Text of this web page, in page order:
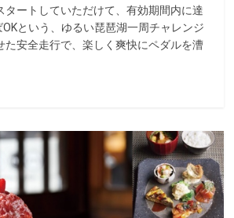
タートしていただけて、有効期間内に達
という、ゆるい琵琶湖一周チャレンジ
た安全走行で、楽しく爽快にペダルを漕